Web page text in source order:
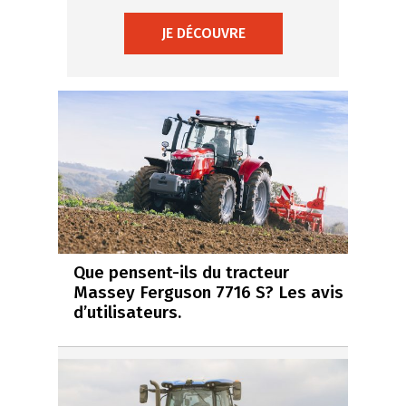
JE DÉCOUVRE
Que pensent-ils du tracteur
Massey Ferguson 7716 S? Les avis
d’utilisateurs.